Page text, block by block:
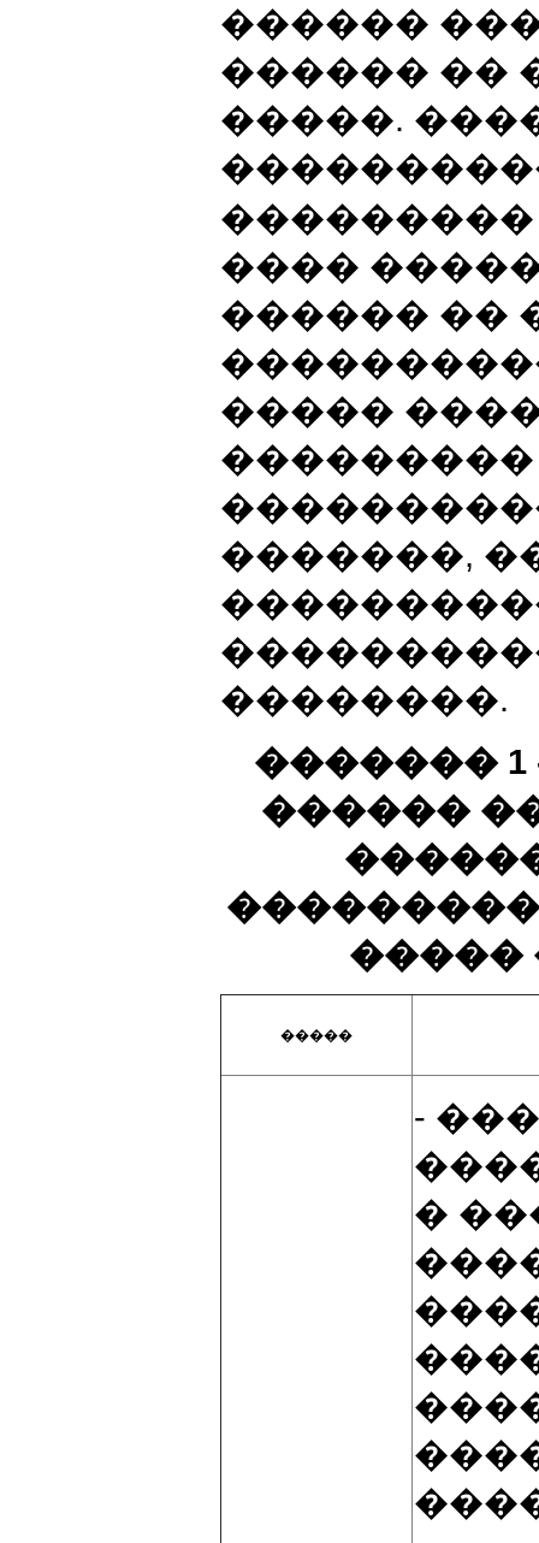
������
������ ��
�����.
���������
����
������ ��
�����
�������,
��������.
�������
������
�����
�����
-
�